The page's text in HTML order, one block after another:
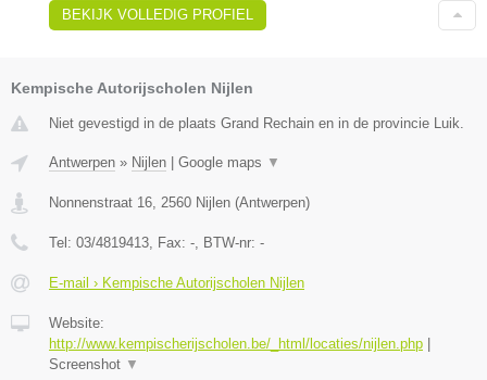
BEKIJK VOLLEDIG PROFIEL
Kempische Autorijscholen Nijlen
Niet gevestigd in de plaats Grand Rechain en in de provincie Luik.
Antwerpen » Nijlen | Google maps ▼
Nonnenstraat 16 2560 Nijlen (Antwerpen)
Tel: 03/4819413 , Fax: - , BTW-nr: -
E-mail › Kempische Autorijscholen Nijlen
Website:
http://www.kempischerijscholen.be/_html/locaties/nijlen.php |
Screenshot ▼